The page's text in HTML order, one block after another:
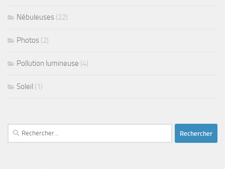
Nébuleuses (22)
Photos (2)
Pollution lumineuse (4)
Soleil (1)
Rechercher :